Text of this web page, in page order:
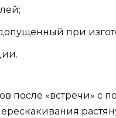
при
после «встречи» с